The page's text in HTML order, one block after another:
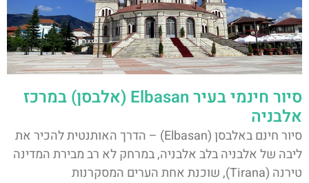
סיור חינמי בעיר Elbasan (אלבסן) במרכז
אלבניה
סיור חינם באלבסן (Elbasan) – הדרך האותנטית להכיר את
ליבה של אלבניה בלב אלבניה, במרחק לא רב מבירת המדינה
טירנה (Tirana), שוכנת אחת הערים המסקרנות